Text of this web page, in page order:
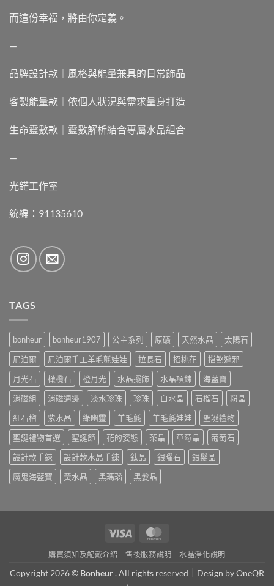
而這份幸福，將由你定義。
—
品牌設計款｜風格與能量兼具的日常飾品
客製能量款｜依個人狀況與需求量身打造
生命靈數款｜靈數解析結合專屬水晶組合
—
光鋩工作室
統編：91135610
TAGS
bonheur bonheur1907 公主系列 原礦 天然水晶
太陽石
尼泊爾
尼泊爾手工羊毛氈娃娃 拉長石 招桃花
擋煞避邪
月光石
橄欖石 橙月光 水晶擺飾 水晶項鍊
海藍寶
消磁組
消磁週邊 淡水珍珠 珍珠 白水晶 石榴石
粉晶
紅石榴
紫水晶 綠幽靈 羊毛氈 羊毛氈娃娃
聖誕禮物
聖誕禮物首選
聖誕節 花的姿態 茶晶 草莓晶
葡萄石
設計款手鍊
設計款水晶手鍊 鈦晶 銀曜石
銀髮晶
魔鬼海藍寶
黃水晶 黑瑪瑙 黑髮晶
Visa
購買須知及配戴介紹 售後服務說明 水晶淨化說明
Copyright 2026 © Bonheur. All rights reserved｜Design byOneQR